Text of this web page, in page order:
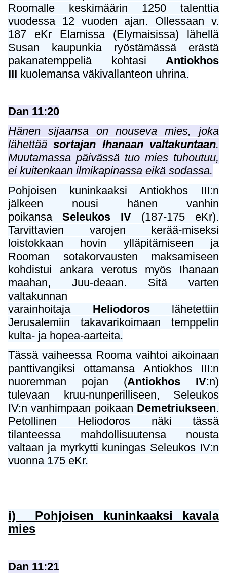
Roomalle keskimäärin 1250 talenttia
vuodessa 12 vuoden ajan. Ollessaan v.
187 eKr Elamissa (Elymaisissa) lähellä
Susan kaupunkia ryöstämässä erästä
pakanatemppeliä kohtasi Antiokhos
III kuolemansa väkivallanteon uhrina.
Dan 11:20
Hänen sijaansa on nouseva mies, joka
lähettääsortajan Ihanaan valtakuntaan.
Muutamassa päivässä tuo mies tuhoutuu,
ei kuitenkaan ilmikapinassa eikä sodassa.
Pohjoisen kuninkaaksi Antiokhos III:n
jälkeen nousi hänen vanhin
poikansaSeleukos IV (187-175 eKr).
Tarvittavien varojen kerää-miseksi
loistokkaan hovin ylläpitämiseen ja
Rooman sotakorvausten maksamiseen
kohdistui ankara verotus myös Ihanaan
maahan, Juu-deaan. Sitä varten
valtakunnan
varainhoitaja Heliodoroslähetettiin
Jerusalemiin takavarikoimaan temppelin
kulta- ja hopea-aarteita.
Tässä vaiheessa Rooma vaihtoi aikoinaan
panttivangiksi ottamansa Antiokhos III:n
nuoremman pojan (Antiokhos IV:n)
tulevaan kruu-nunperilliseen, Seleukos
IV:n vanhimpaan poikaan Demetriukseen.
Petollinen Heliodoros näki tässä
tilanteessa mahdollisuutensa nousta
valtaan ja myrkytti kuningas Seleukos IV:n
vuonna 175 eKr.
i) Pohjoisen kuninkaaksi kavala
mies
Dan 11:21